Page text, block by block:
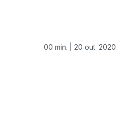
00 min. | 20 out. 2020